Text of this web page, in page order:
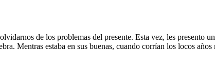
de los problemas del presente. Esta vez, les
Mentras estaba en sus buenas, cuando corrían los locos años